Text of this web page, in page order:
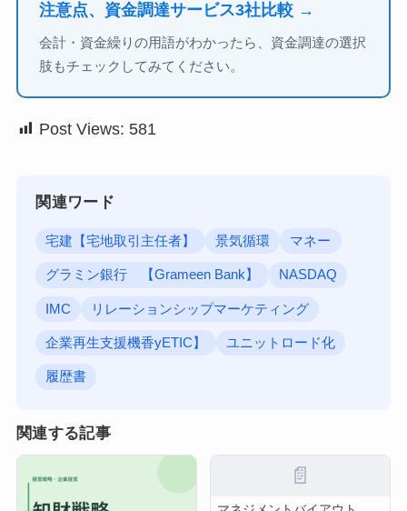
注意点、資金調達サービス3社比較 →
会計・資金繰りの用語がわかったら、資金調達の選択
肢もチェックしてみてください。
Post Views: 581
関連ワード
宅建【宅地取引主任者】 景気循環 マネー
グラミン銀行 【Grameen Bank】 NASDAQ
IMC リレーションシップマーケティング
企業再生支援機香yETIC】 ユニットロード化
履歴書
関連する記事
📄